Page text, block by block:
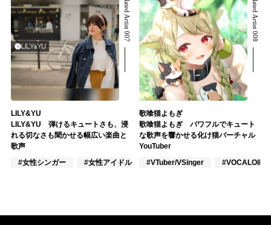
Related Artist 007
LILY&YU
LILY&YU 弾けるキュートさも、浸
れる切なさも聞かせる幅広い楽曲と
歌声
#女性シンガー
#女性アイドル #J-POP
Related Artist 008
歌喰猫よもぎ
歌喰猫よもぎ パワフルでキュート
な歌声を響かせる化け猫バーチャル
YouTuber
#VTuber/VSinger
#VOCALOID